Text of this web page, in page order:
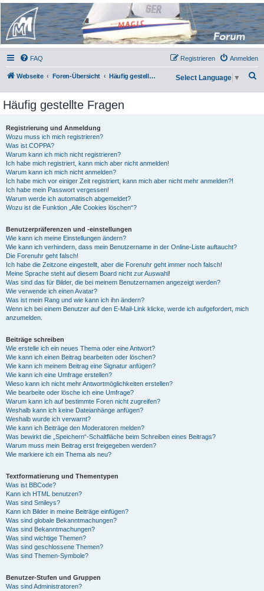
Micro Magic Forum
Deutschland
FAQ Anmelden
Registrieren
Webseite Foren-Übersicht Häufig gestellte Fragen Select Language ▼
Häufig gestellte Fragen
Registrierung und Anmeldung
Wozu muss ich mich registrieren?
Was ist COPPA?
Warum kann ich mich nicht registrieren?
Ich habe mich registriert, kann mich aber nicht anmelden!
Warum kann ich mich nicht anmelden?
Ich habe mich vor einiger Zeit registriert, kann mich aber nicht mehr anmelden?!
Ich habe mein Passwort vergessen!
Warum werde ich automatisch abgemeldet?
Wozu ist die Funktion „Alle Cookies löschen“?
Benutzerpräferenzen und -einstellungen
Wie kann ich meine Einstellungen ändern?
Wie kann ich verhindern, dass mein Benutzername in der Online-Liste auftaucht?
Die Forenuhr geht falsch!
Ich habe die Zeitzone eingestellt, aber die Forenuhr geht immer noch falsch!
Meine Sprache steht auf diesem Board nicht zur Auswahl!
Was sind das für Bilder, die bei meinem Benutzernamen angezeigt werden?
Wie verwende ich einen Avatar?
Was ist mein Rang und wie kann ich ihn ändern?
Wenn ich bei einem Benutzer auf den E-Mail-Link klicke, werde ich aufgefordert, mich
anzumelden.
Beiträge schreiben
Wie erstelle ich ein neues Thema oder eine Antwort?
Wie kann ich einen Beitrag bearbeiten oder löschen?
Wie kann ich meinem Beitrag eine Signatur anfügen?
Wie kann ich eine Umfrage erstellen?
Wieso kann ich nicht mehr Antwortmöglichkeiten erstellen?
Wie bearbeite oder lösche ich eine Umfrage?
Warum kann ich auf bestimmte Foren nicht zugreifen?
Weshalb kann ich keine Dateianhänge anfügen?
Weshalb wurde ich verwarnt?
Wie kann ich Beiträge den Moderatoren melden?
Was bewirkt die „Speichern“-Schaltfläche beim Schreiben eines Beitrags?
Warum muss mein Beitrag erst freigegeben werden?
Wie markiere ich ein Thema als neu?
Textformatierung und Thementypen
Was ist BBCode?
Kann ich HTML benutzen?
Was sind Smileys?
Kann ich Bilder in meine Beiträge einfügen?
Was sind globale Bekanntmachungen?
Was sind Bekanntmachungen?
Was sind wichtige Themen?
Was sind geschlossene Themen?
Was sind Themen-Symbole?
Benutzer-Stufen und Gruppen
Was sind Administratoren?